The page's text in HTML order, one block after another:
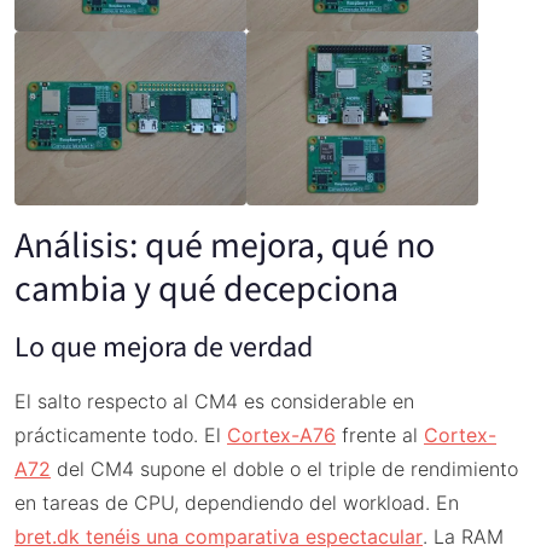
Análisis: qué mejora, qué no
cambia y qué decepciona
Lo que mejora de verdad
El salto respecto al CM4 es considerable en
prácticamente todo. El Cortex-A76 frente al Cortex-
A72 del CM4 supone el doble o el triple de rendimiento
en tareas de CPU, dependiendo del workload. En
bret.dk tenéis una comparativa espectacular. La RAM